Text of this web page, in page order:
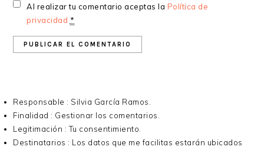
Al realizar tu comentario aceptas la Política de
privacidad *
Responsable : Silvia García Ramos.
Finalidad : Gestionar los comentarios.
Legitimación : Tu consentimiento.
Destinatarios : Los datos que me facilitas estarán ubicados